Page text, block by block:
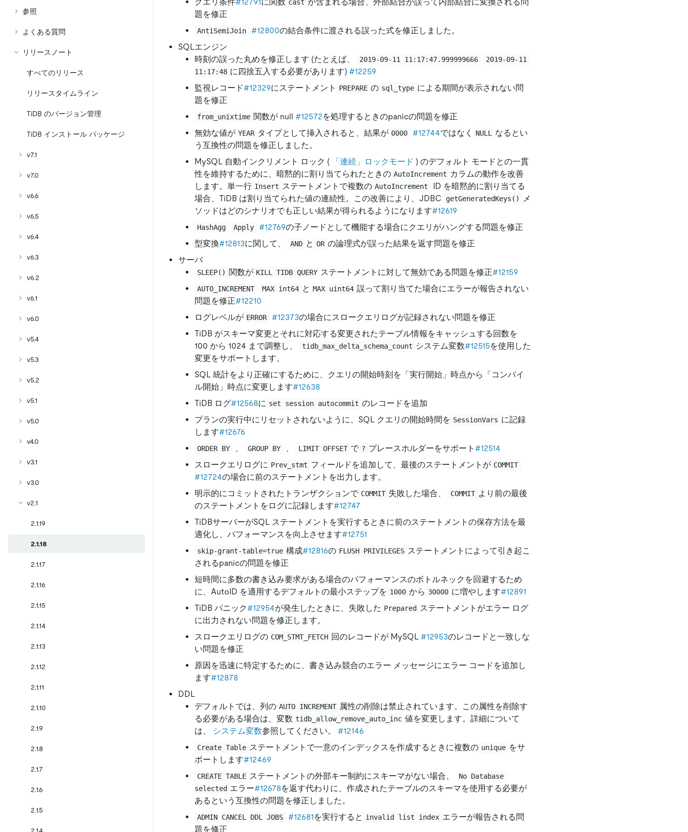
参照
よくある質問
リリースノート
すべてのリリース
リリースタイムライン
TiDB のバージョン管理
TiDB インストール パッケージ
v7.1
v7.0
v6.6
v6.5
v6.4
v6.3
v6.2
v6.1
v6.0
v5.4
v5.3
v5.2
v5.1
v5.0
v4.0
v3.1
v3.0
v2.1
2.1.19
2.1.18
2.1.17
2.1.16
2.1.15
2.1.14
2.1.13
2.1.12
2.1.11
2.1.10
2.1.9
2.1.8
2.1.7
2.1.6
2.1.5
cast
題を修正
AntiSemiJoin #12800の結合条件に渡される誤った式を修正しました。
SQLエンジン
時刻の誤った丸めを修正します (たとえば、
2019-09-11 11:17:47.999999666
2019-09-11
11:17:48 に四捨五入する必要があります)#12259
監視レコード#12329にステートメント PREPARE の sql_type による期間が表示されない問
題を修正
from_unixtime 関数が null #12572を処理するときのpanicの問題を修正
無効な値が YEAR タイプとして挿入されると、結果が 0000 #12744ではなく NULL
なるとい
う互換性の問題を修正しました。
MySQL 自動インクリメント ロック (
「連続」ロックモード ) のデフォルト モードとの一貫
性を維持するために、暗黙的に割り当てられたときの AutoIncrement カラムの動作を改善
します。単一行 Insert ステートメントで複数の AutoIncrement
ID を暗黙的に割り当てる
場合、TiDB は割り当てられた値の連続性。この改善により、JDBC
getGeneratedKeys()
メ
ソッドはどのシナリオでも正しい結果が得られるようになります#12619
HashAgg Apply #12769の子ノードとして機能する場合にクエリがハングする問題を修正
型変換#12813に関して、 AND と OR の論理式が誤った結果を返す問題を修正
サーバ
SLEEP() 関数が KILL TIDB QUERY ステートメントに対して無効である問題を修正#12159
AUTO_INCREMENT MAX int64 と MAX uint64 誤って割り当てた場合にエラーが報告されない
問題を修正#12210
ログレベルが ERROR #12373の場合にスロークエリログが記録されない問題を修正
TiDB がスキーマ変更とそれに対応する変更されたテーブル情報をキャッシュする回数を
100 から 1024 まで調整し、
tidb_max_delta_schema_count システム変数#12515を使用した
変更をサポートします。
SQL 統計をより正確にするために、クエリの開始時刻を「実行開始」時点から「コンパイ
ル開始」時点に変更します#12638
TiDB ログ#12568に set session autocommit のレコードを追加
プランの実行中にリセットされないように、SQL クエリの開始時間を SessionVars に記録
します#12676
ORDER BY GROUP BY LIMIT OFFSET で ? プレースホルダーをサポート #12514
スロークエリログに Prev_stmt フィールドを追加して、最後のステートメントが COMMIT
#12724の場合に前のステートメントを出力します。
明示的にコミットされたトランザクションで COMMIT 失敗した場合、 COMMIT より前の最後
のステートメントをログに記録します#12747
TiDBサーバーがSQL ステートメントを実行するときに前のステートメントの保存方法を最
適化し、パフォーマンスを向上させます#12751
skip-grant-table=true 構成#12816の FLUSH PRIVILEGES ステートメントによって引き起こ
されるpanicの問題を修正
短時間に多数の書き込み要求がある場合のパフォーマンスのボトルネックを回避するため
に、AutoID を適用するデフォルトの最小ステップを 1000 から 30000 に増やします#12891
TiDB パニック#12954が発生したときに、失敗した Prepared
ステートメントがエラー ログ
に出力されない問題を修正します。
スロークエリログの COM_STMT_FETCH 回のレコードが MySQL #12953のレコードと一致しな
い問題を修正
原因を迅速に特定するために、書き込み競合のエラー メッセージにエラー コードを追加し
ます#12878
DDL
デフォルトでは、列の AUTO INCREMENT 属性の削除は禁止されています。この属性を削除す
る必要がある場合は、変数 tidb_allow_remove_auto_inc 値を変更します。詳細について
は、
システム変数参照してください。 #12146
Create Table ステートメントで一意のインデックスを作成するときに複数の unique をサ
ポートします#12469
CREATE TABLE ステートメントの外部キー制約にスキーマがない場合、
No Database
selected エラー#12678を返す代わりに、作成されたテーブルのスキーマを使用する必要が
あるという互換性の問題を修正しました。
ADMIN CANCEL DDL JOBS #12681を実行すると invalid list index エラーが報告される問
題を修正